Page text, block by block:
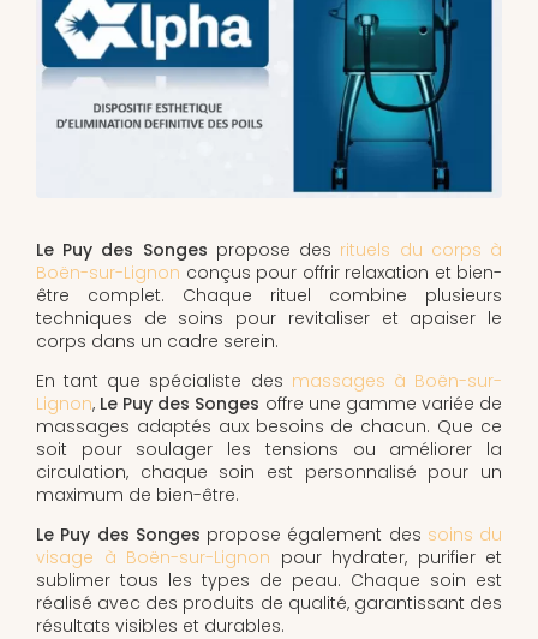
Le Puy des Songes propose des rituels du corps à
Boën-sur-Lignon conçus pour offrir relaxation et bien-
être complet. Chaque rituel combine plusieurs
techniques de soins pour revitaliser et apaiser le
corps dans un cadre serein.
En tant que spécialiste des massages à Boën-sur-
Lignon, Le Puy des Songes offre une gamme variée de
massages adaptés aux besoins de chacun. Que ce
soit pour soulager les tensions ou améliorer la
circulation, chaque soin est personnalisé pour un
maximum de bien-être.
Le Puy des Songes propose également des soins du
visage à Boën-sur-Lignon pour hydrater, purifier et
sublimer tous les types de peau. Chaque soin est
réalisé avec des produits de qualité, garantissant des
résultats visibles et durables.